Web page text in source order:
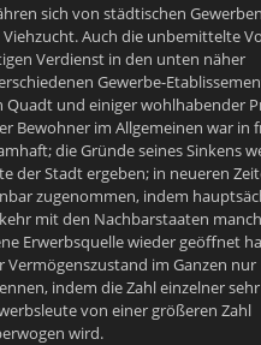
sich von städtischen
Auch die unbemittelte
Verdienst in den unten näher
Gewerbe-
Quadt und einiger wohlhabender
Bewohner im Allgemeinen war in
die Gründe seines Sinkens
der Stadt ergeben; in neueren
zugenommen, indem
mit den Nachbarstaaten
Erwerbsquelle wieder geöffnet
Vermögenszustand im Ganzen nur
indem die Zahl einzelner
von einer größeren Zahl
wird.